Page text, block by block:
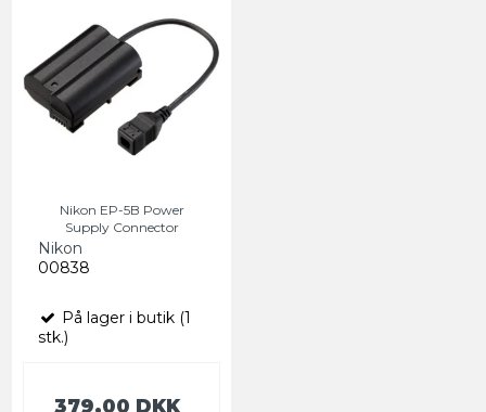
Nikon EP-5B Power
Supply Connector
Nikon
00838
På lager i butik (1
stk.)
379,00 DKK